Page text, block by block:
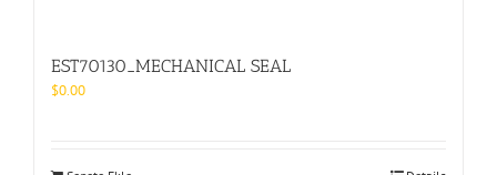
EST70130_MECHANICAL SEAL
$0.00